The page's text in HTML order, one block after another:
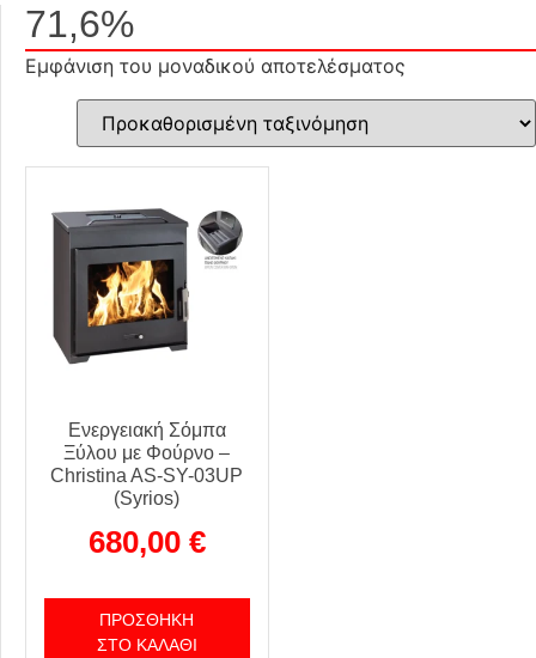
71,6%
Εμφάνιση του μοναδικού αποτελέσματος
Ενεργειακή Σόμπα
Ξύλου με Φούρνο –
Christina AS-SY-03UP
(Syrios)
680,00 €
ΠΡΟΣΘΉΚΗ
ΣΤΟ ΚΑΛΆΘΙ